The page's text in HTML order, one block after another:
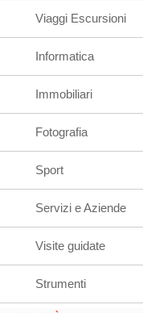
Viaggi Escursioni
Informatica
Immobiliari
Fotografia
Sport
Servizi e Aziende
Visite guidate
Strumenti